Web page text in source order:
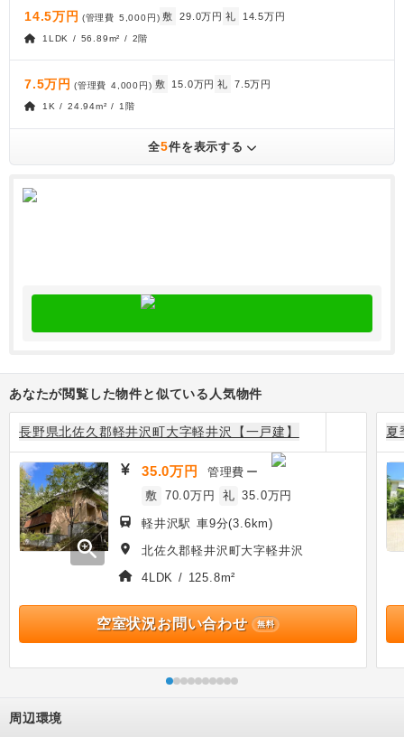
14.5万円 (管理費 5,000円) 敷 29.0万円 礼 14.5万円
1LDK / 56.89m² / 2階
7.5万円 (管理費 4,000円) 敷 15.0万円 礼 7.5万円
1K / 24.94m² / 1階
全5件を表示する
あなたが閲覧した物件と似ている人気物件
長野県北佐久郡軽井沢町大字軽井沢【一戸建】
zoom_in
35.0万円 管理費 ー
敷 70.0万円 礼 35.0万円
軽井沢駅 車9分(3.6km)
北佐久郡軽井沢町大字軽井沢
4LDK / 125.8m²
空室状況お問い合わせ 無料
夏
周辺環境